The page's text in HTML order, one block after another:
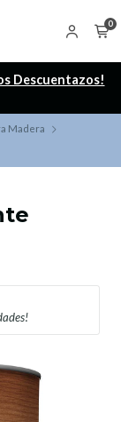
0
Descuentazos!
Madera